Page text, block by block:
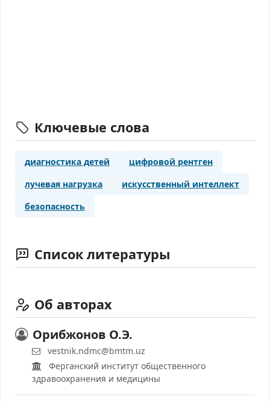
Ключевые слова
диагностика детей
цифровой рентген
лучевая нагрузка
искусственный интеллект
безопасность
Список литературы
Об авторах
Орибжонов О.Э.
vestnik.ndmc@bmtm.uz
Ферганский институт общественного
здравоохранения и медицины